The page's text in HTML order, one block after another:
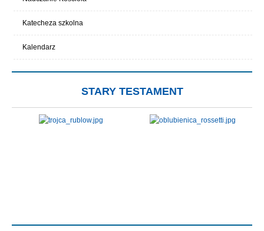
Katecheza szkolna
Kalendarz
STARY TESTAMENT